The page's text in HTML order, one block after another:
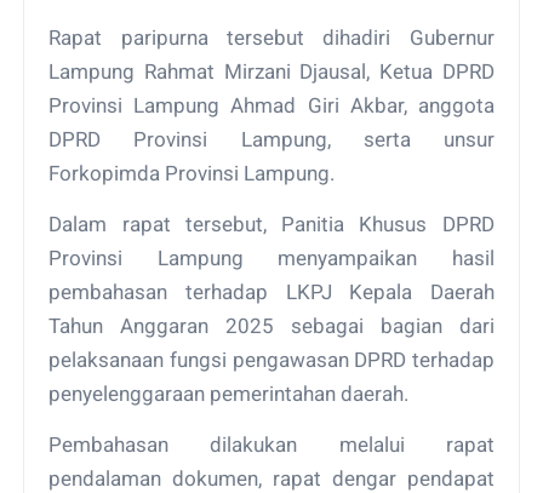
Rapat paripurna tersebut dihadiri Gubernur
Lampung Rahmat Mirzani Djausal, Ketua DPRD
Provinsi Lampung Ahmad Giri Akbar, anggota
DPRD Provinsi Lampung, serta unsur
Forkopimda Provinsi Lampung.
Dalam rapat tersebut, Panitia Khusus DPRD
Provinsi Lampung menyampaikan hasil
pembahasan terhadap LKPJ Kepala Daerah
Tahun Anggaran 2025 sebagai bagian dari
pelaksanaan fungsi pengawasan DPRD terhadap
penyelenggaraan pemerintahan daerah.
Pembahasan dilakukan melalui rapat
pendalaman dokumen, rapat dengar pendapat